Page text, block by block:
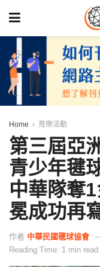
Home 育樂活動
第三屆亞
青少年毽
中華隊奪
冕成功再
作者 中華民國毽球協會
Reading Time: 1 min read